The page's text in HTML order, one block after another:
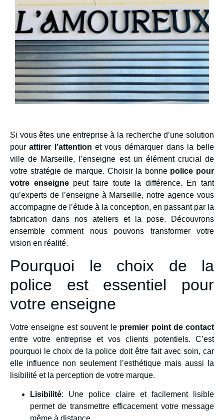
Si vous êtes une entreprise à la recherche d’une solution
pourattirer l’attention et vous démarquer dans la belle
ville de Marseille, l’enseigne est un élément crucial de
votre stratégie de marque. Choisir la bonne police pour
votre enseignepeut faire toute la différence. En tant
qu’experts de l’enseigne à Marseille, notre agence vous
accompagne de l’étude à la conception, en passant par la
fabrication dans nos ateliers et la pose. Découvrons
ensemble comment nous pouvons transformer votre
vision en réalité.
Pourquoi le choix de la
police est essentiel pour
votre enseigne
Votre enseigne est souvent le premier point de contact
entre votre entreprise et vos clients potentiels. C’est
pourquoi le choix de la police doit être fait avec soin, car
elle influence non seulement l’esthétique mais aussi la
lisibilité et la perception de votre marque.
Lisibilité: Une police claire et facilement lisible
permet de transmettre efficacement votre message